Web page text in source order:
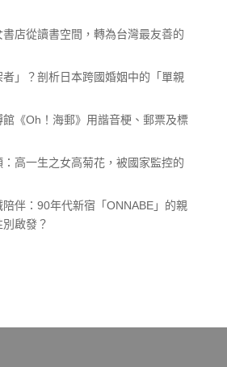
店從讀書空間，轉為台灣最友善的
」？剖析日本跨國婚姻中的「單親
《Oh！海郵》用諧音梗、郵票及標
高一生之女高菊花，被國家監控的
伴：90年代新宿「ONNABE」的親
啟發？